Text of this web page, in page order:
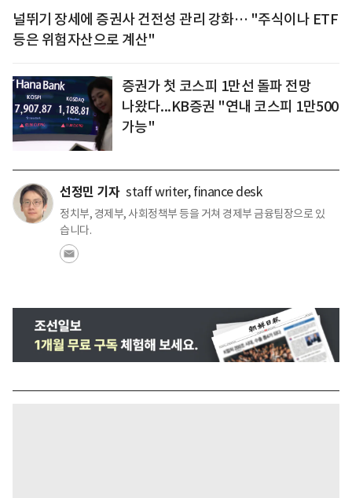
널뛰기 장세에 증권사 건전성 관리 강화… "주식이나 ETF
등은 위험자산으로 계산"
증권가 첫 코스피 1만선 돌파 전망
나왔다...KB증권 "연내 코스피 1만500
가능"
선정민 기자 staff writer, finance desk
정치부, 경제부, 사회정책부 등을 거쳐 경제부 금융팀장으로 있
습니다.